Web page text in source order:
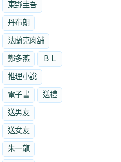
東野圭吾
丹布朗
法蘭克肉舖
鄭多燕 ＢＬ
推理小說
電子書 送禮
送男友
送女友
朱一龍